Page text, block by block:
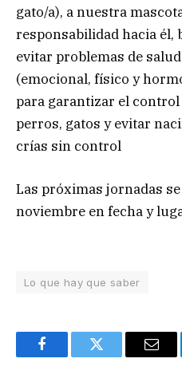
gato/a), a nuestra
responsabilidad hacia él,
evitar problemas de
(emocional, físico y
para garantizar el control
perros, gatos y evitar
crías sin control
Las próximas jornadas
noviembre en fecha y
Lo que hay que saber
FacebookTwitter